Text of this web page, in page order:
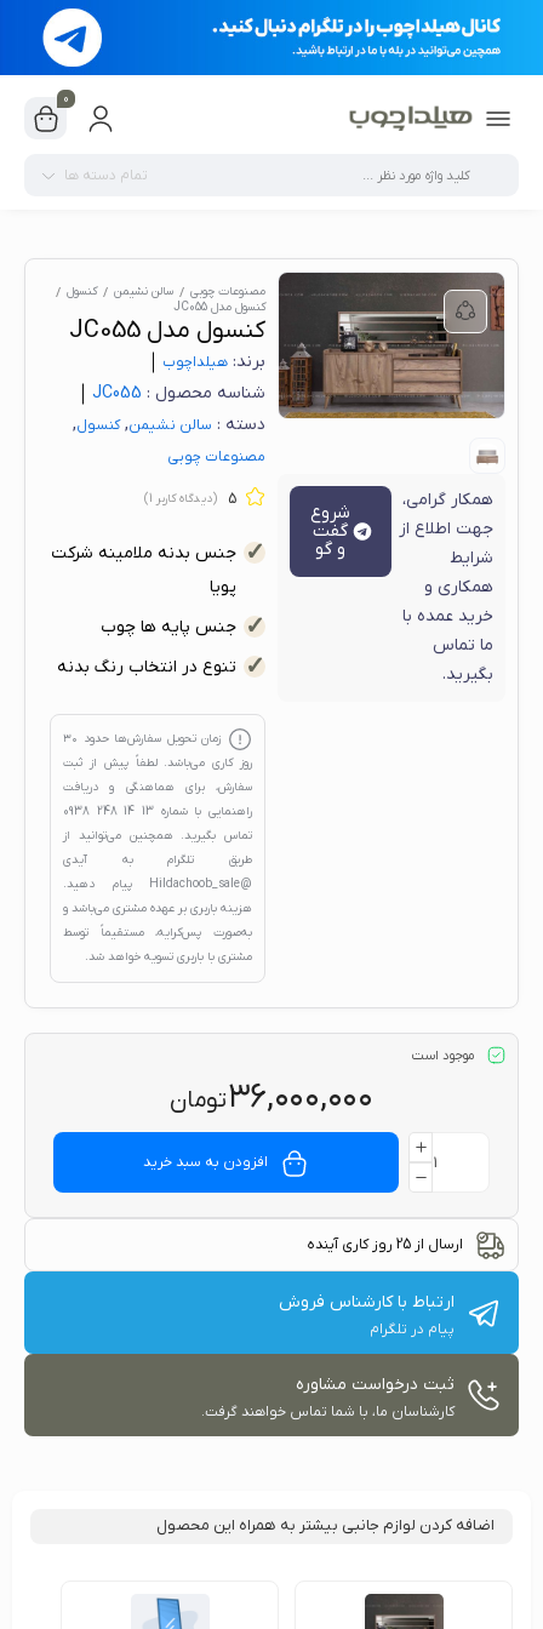
0
تمام دسته ها
همکار گرامی،
جهت اطلاع از
شرایط
همکاری و
خرید عمده با
ما تماس
بگیرید.
شروع
گفت
و گو
مصنوعات چوبی سالن نشیمن
کنسول
کنسول مدل JC055
کنسول مدل JC055
برند: هیلدا‌چوب
شناسه محصول : JC055
دسته : سالن نشیمن,کنسول,
مصنوعات چوبی
5 (دیدگاه کاربر 1
)
جنس بدنه ملامینه شرکت
پویا
جنس پایه ها چوب
تنوع در انتخاب رنگ بدنه
زمان تحویل سفارش‌ها حدود ۳۰
روز کاریمی‌باشد. لطفاً پیش از ثبت
سفارش، برای هماهنگی و دریافت
راهنمایی با شماره 13 14 248 0938
تماس بگیرید. همچنین می‌توانید از
طریق تلگرام به آیدی
@Hildachoob_sale
پیام دهید.
هزینه باربری بر عهده مشتری می‌باشد و
به‌صورت پس‌کرایه، مستقیماً توسط
مشتری با باربری تسویه خواهد شد.
موجود است
۳۶,۰۰۰,۰۰۰تومان
افزودن به سبد خرید
ارسال از 25 روز کاری آینده
ارتباط با کارشناس فروش
پیام در تلگرام
ثبت درخواست مشاوره
کارشناسان ما، با شما تماس خواهند گرفت.
اضافه کردن لوازم جانبی بیشتر به همراه این محصول